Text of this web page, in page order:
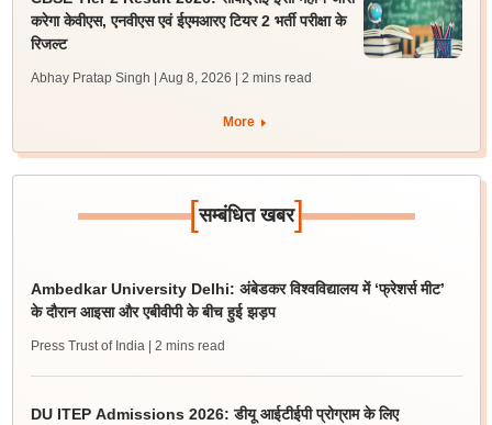
करेगा केवीएस, एनवीएस एवं ईएमआरए टियर 2 भर्ती परीक्षा के
रिजल्ट
Abhay Pratap Singh | Aug 8, 2026 | 2 mins read
More
[सम्बंधित खबर]
Ambedkar University Delhi: अंबेडकर विश्वविद्यालय में ‘फ्रेशर्स मीट’
के दौरान आइसा और एबीवीपी के बीच हुई झड़प
Press Trust of India | 2 mins read
DU ITEP Admissions 2026: डीयू आईटीईपी प्रोग्राम के लिए